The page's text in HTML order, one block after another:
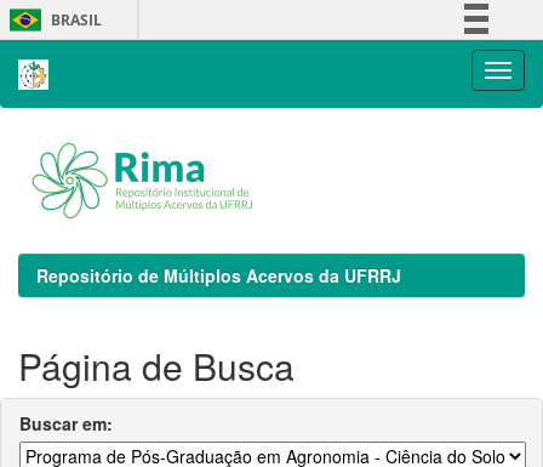
Skip
navigation
BRASIL
Repositório de Múltiplos Acervos da UFRRJ
Página de Busca
Buscar em: